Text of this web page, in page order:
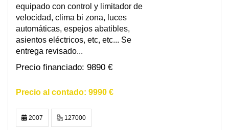
equipado con control y limitador de
velocidad, clima bi zona, luces
automáticas, espejos abatibles,
asientos eléctricos, etc, etc... Se
entrega revisado...
9890 €
9990 €
2007 127000